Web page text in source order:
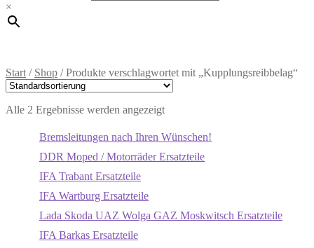
×
Start / Shop /Produkte verschlagwortet mit „Kupplungsreibbelag“
Alle 2 Ergebnisse werden angezeigt
Bremsleitungen nach Ihren Wünschen!
DDR Moped / Motorräder Ersatzteile
IFA Trabant Ersatzteile
IFA Wartburg Ersatzteile
Lada Skoda UAZ Wolga GAZ Moskwitsch Ersatzteile
IFA Barkas Ersatzteile